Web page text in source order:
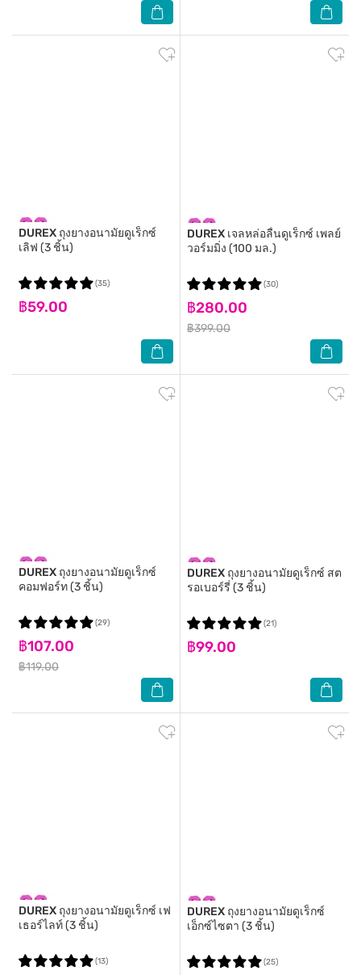
DUREX ถุงยางอนามัยดูเร็กซ์
เลิฟ (3 ชิ้น)
฿59.00
(35)
DUREX เจลหล่อลื่นดูเร็กซ์ เพลย์
วอร์มมิ่ง (100 มล.)
฿280.00
฿399.00
(30)
DUREX ถุงยางอนามัยดูเร็กซ์
คอมฟอร์ท (3 ชิ้น)
฿107.00
฿119.00
(29)
DUREX ถุงยางอนามัยดูเร็กซ์ สต
รอเบอร์รี่ (3 ชิ้น)
฿99.00
(21)
DUREX ถุงยางอนามัยดูเร็กซ์ เฟ
เธอร์ไลท์ (3 ชิ้น)
(13)
DUREX ถุงยางอนามัยดูเร็กซ์
เอ็กซ์ไซตา (3 ชิ้น)
(25)